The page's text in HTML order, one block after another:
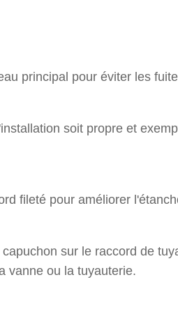
principal pour éviter les
soit propre et
fileté pour améliorer
sur le raccord de
vanne ou la tuyauterie.